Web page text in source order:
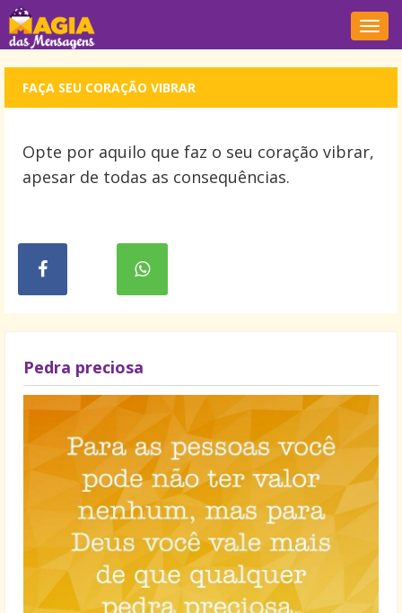
FAÇA SEU CORAÇÃO VIBRAR
Opte por aquilo que faz o seu coração vibrar,
apesar de todas as consequências.
Pedra preciosa